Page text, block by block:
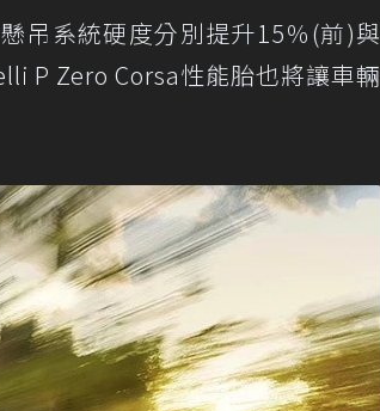
吊系統硬度分別提升15％(前)與
P Zero Corsa性能胎也將讓車輛